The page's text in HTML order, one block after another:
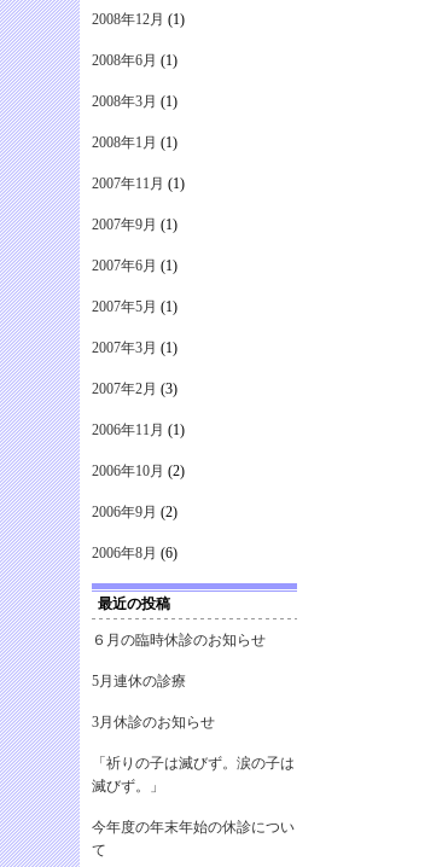
2008年12月 (1)
2008年6月 (1)
2008年3月 (1)
2008年1月 (1)
2007年11月 (1)
2007年9月 (1)
2007年6月 (1)
2007年5月 (1)
2007年3月 (1)
2007年2月 (3)
2006年11月 (1)
2006年10月 (2)
2006年9月 (2)
2006年8月 (6)
最近の投稿
６月の臨時休診のお知らせ
5月連休の診療
3月休診のお知らせ
「祈りの子は滅びず。涙の子は
滅びず。」
今年度の年末年始の休診につい
て